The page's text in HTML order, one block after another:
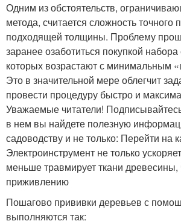
Одним из обстоятельств,
метода, считается сложность точного
подходящей толщины. Проблему
заранее озаботиться покупкой
которых возрастают с минимальным
Это в значительной мере облегчит
провести процедуру быстро и
Уважаемые читатели!
в нем вы найдете полезную
садоводству и не только: Перейти на
Электроинструмент не только
меньше травмирует ткани древесины,
приживлению
Пошагово прививки деревьев с
выполняются так: